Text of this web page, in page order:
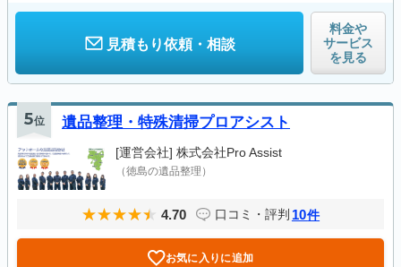
見積もり依頼・相談
料金や
サービス
を見る
5位 遺品整理・特殊清掃プロアシスト
[運営会社] 株式会社Pro Assist
（徳島の遺品整理）
4.70 口コミ・評判 10件
お気に入りに追加